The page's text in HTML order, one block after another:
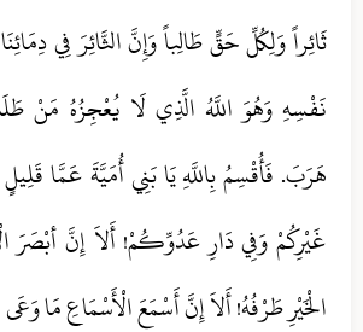
ثَائِراً وَلِكُلِّ حَقٍّ طَالِباً وَإِنَّ الثَّائِرَ فِي
نَفْسِهِ وَهُوَ اللَّهُ الَّذِي لَا يُعْجِزُهُ مَنْ
هَرَبَ. فَأُقْسِمُ بِاللَّهِ يَا بَنِي أُمَيَّةَ عَمَّا
غَيْرِكُمْ وَفِي دَارِ عَدُوِّكُمْ! أَلاَ إِنَّ أبْصَرَ
الْخَيْرِ طَرْفُهُ! أَلاَ إِنَّ أَسْمَعَ الْأَسْمَاعِ مَا وَعَى